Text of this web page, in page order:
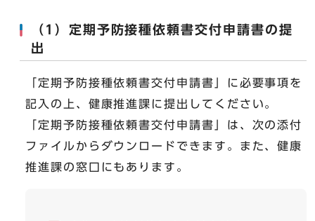
（1）定期予防接種依頼書交付申請書の提
出
「定期予防接種依頼書交付申請書」に必要事項を
記入の上、健康推進課に提出してください。
「定期予防接種依頼書交付申請書」は、次の添付
ファイルからダウンロードできます。また、健康
推進課の窓口にもあります。